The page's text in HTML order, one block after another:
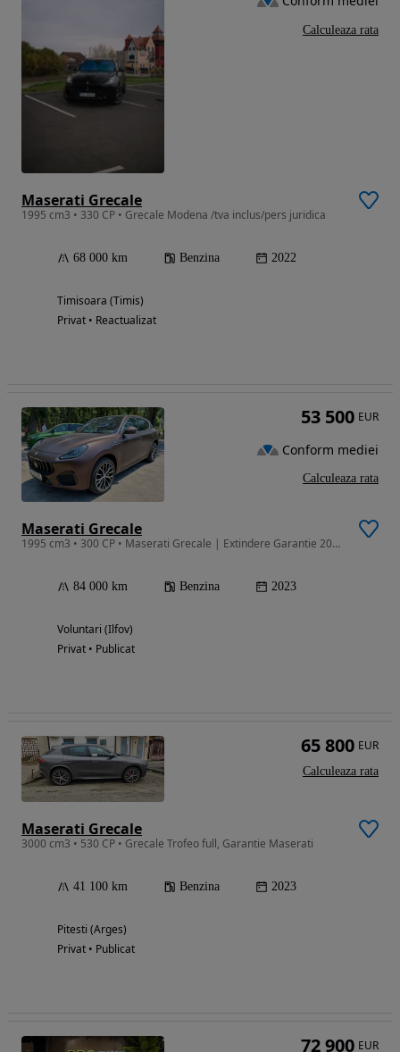
Maserati Grecale
1995 cm3 • 330 CP • Grecale Modena /tva inclus/pers juridica
68 000 km Benzina 2022
Timisoara (Timis)
Privat • Reactualizat
Calculeaza rata
Maserati Grecale
1995 cm3 • 300 CP • Maserati Grecale | Extindere Garantie 2028 | Service Complet
84 000 km Benzina 2023
Voluntari (Ilfov)
Privat • Publicat
53 500 EUR
Conform mediei
Calculeaza rata
Maserati Grecale
3000 cm3 • 530 CP • Grecale Trofeo full, Garantie Maserati
41 100 km Benzina 2023
Pitesti (Arges)
Privat • Publicat
65 800 EUR
Calculeaza rata
72 900 EUR